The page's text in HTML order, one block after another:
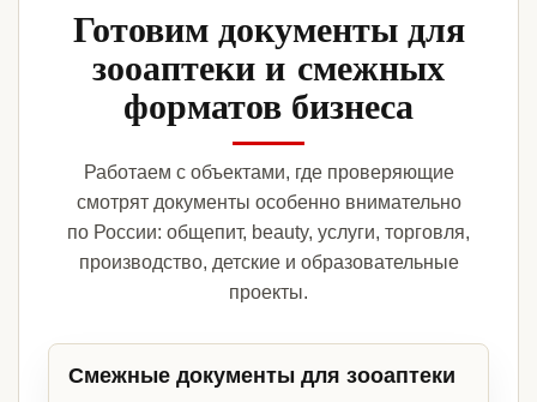
Готовим документы для
зооаптеки и смежных
форматов бизнеса
Работаем с объектами, где проверяющие
смотрят документы особенно внимательно
по России: общепит, beauty, услуги, торговля,
производство, детские и образовательные
проекты.
Смежные документы для зооаптеки